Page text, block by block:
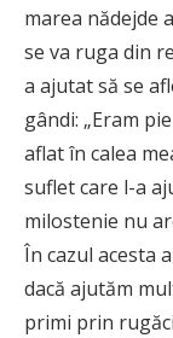
marea nădejde
se va ruga din
a ajutat să se
gândi: „Eram
aflat în calea
suflet care l-a
milostenie nu
În cazul acesta
dacă ajutăm
primi prin